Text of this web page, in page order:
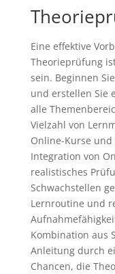
Eine effektive
Theorieprüfung
sein. Beginnen
und erstellen Sie
alle
Vielzahl von
Online-Kurse
Integration von
realistisches
Schwachstellen
Lernroutine und
Kombination aus
Anleitung durch
Chancen, die